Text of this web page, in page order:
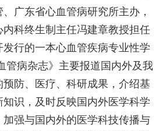
广东省心血管病研究所主办，
科终生制主任冯建章教授担任
行的一本心血管疾病专业性学
管病杂志》主要报道国内外及我
防、医疗、科研成果，介绍基
识，及时反映国内外医学科学
强与国内外的医学科技传播与